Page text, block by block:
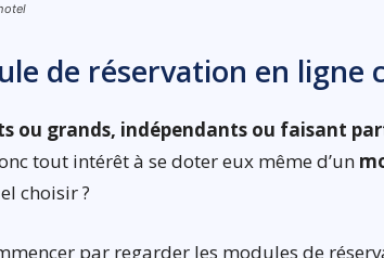
de réservation en ligne
ou grands, indépendants ou faisant
tout intérêt à se doter eux même d’un
choisir ?
par regarder les modules de